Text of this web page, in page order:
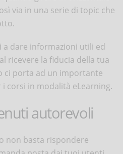
via in una serie di topic che
dare informazioni utili ed
ricevere la fiducia della tua
ci porta ad un importante
corsi in modalità eLearning.
autorevoli
non basta rispondere